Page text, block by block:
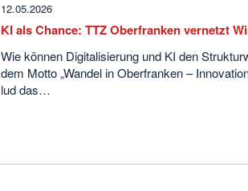
12.05.2026
KI als Chance: TTZ Oberfranken vernetzt
Wie können Digitalisierung und KI den
dem Motto „Wandel in Oberfranken –
lud das…